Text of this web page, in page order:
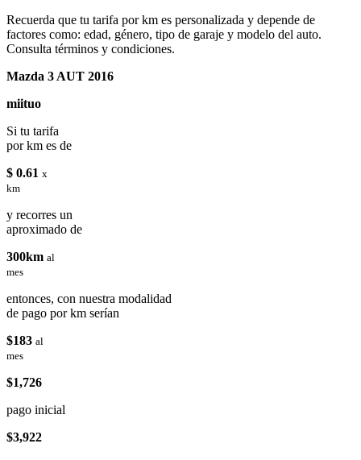
Recuerda que tu tarifa por km es personalizada y depende de
factores como: edad, género, tipo de garaje y modelo del auto.
Consulta términos y condiciones.
Mazda 3 AUT 2016
miituo
Si tu tarifa
por km es de
$ 0.61 x
km
y recorres un
aproximado de
300km al
mes
entonces, con nuestra modalidad
de pago por km serían
$183 al
mes
$1,726
pago inicial
$3,922